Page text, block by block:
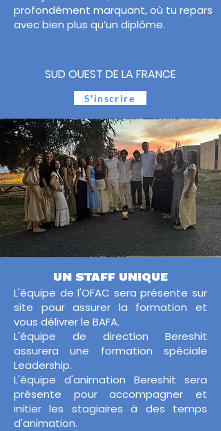
profondément marquant, où tu repars
avec bien plus qu’un diplôme.
SUD OUEST DE LA FRANCE
S'inscrire
UN STAFF UNIQUE
L'équipe de l'OFAC sera présente sur
site pour assurer la formation et
vous délivrer le BAFA.
L'équipe de direction Bereshit
assurera une formation spéciale
Leadership.
L'équipe d'animation Bereshit sera
présente pour accompagner et
initier les stagiaires à des temps
d'animation.